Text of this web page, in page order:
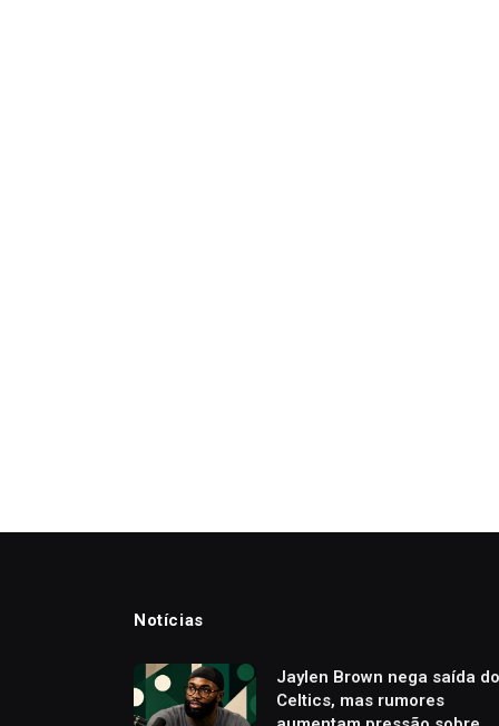
Notícias
Jaylen Brown nega saída do
Celtics, mas rumores